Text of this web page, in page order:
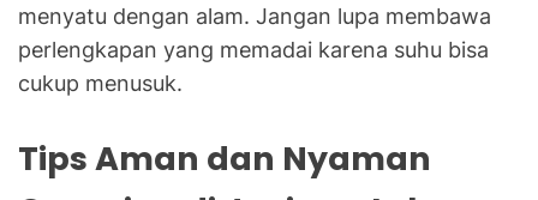
menyatu dengan alam. Jangan lupa membawa
perlengkapan yang memadai karena suhu bisa
cukup menusuk.
Tips Aman dan Nyaman